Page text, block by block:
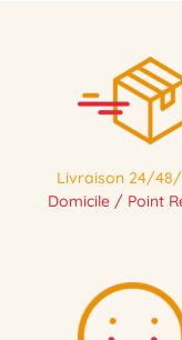
Livraison 24/48/
Domicile / Point